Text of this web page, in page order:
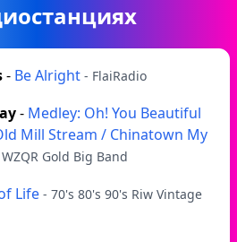
- Be Alright - FlaiRadio
- Medley: Oh! You Beautiful
Mill Stream / Chinatown My
Gold Big Band
Life - 70's 80's 90's Riw Vintage